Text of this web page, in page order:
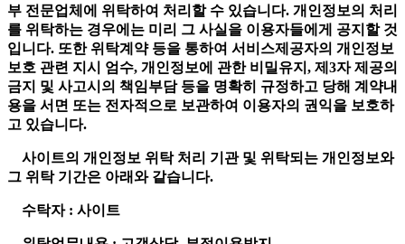
부 전문업체에 위탁하여 처리할 수 있습니다. 개인정보의 처리
를 위탁하는 경우에는 미리 그 사실을 이용자들에게 공지할 것
입니다. 또한 위탁계약 등을 통하여 서비스제공자의 개인정보
보호 관련 지시 엄수, 개인정보에 관한 비밀유지, 제3자 제공의
금지 및 사고시의 책임부담 등을 명확히 규정하고 당해 계약내
용을 서면 또는 전자적으로 보관하여 이용자의 권익을 보호하
고 있습니다.
사이트의 개인정보 위탁 처리 기관 및 위탁되는 개인정보와
그 위탁 기간은 아래와 같습니다.
수탁자 : 사이트